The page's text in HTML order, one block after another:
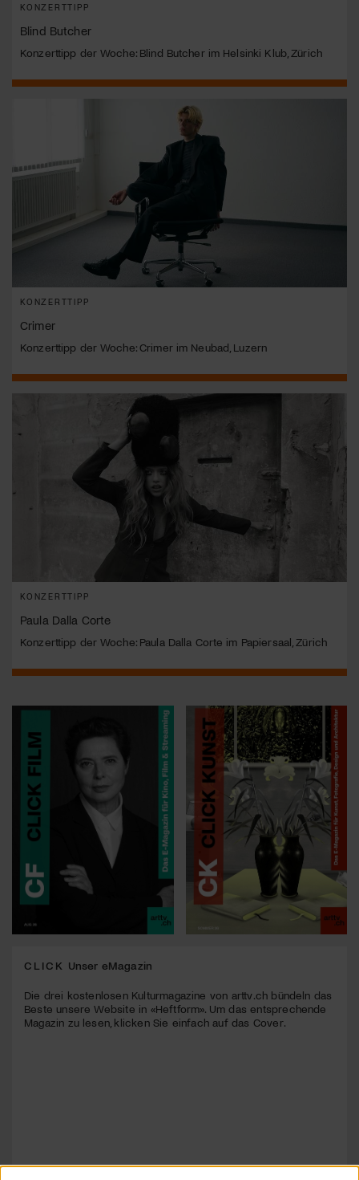
KONZERTTIPP
Blind Butcher
Konzerttipp der Woche: Blind Butcher im Helsinki Klub, Zürich
KONZERTTIPP
Crimer
Konzerttipp der Woche: Crimer im Neubad, Luzern
KONZERTTIPP
Paula Dalla Corte
Konzerttipp der Woche: Paula Dalla Corte im Papiersaal, Zürich
CLICK Unser eMagazin
Die drei kostenlosen Kulturmagazine von arttv.ch bündeln das
Beste unsere Website in «Heftform». Um das entsprechende
Magazin zu lesen, klicken Sie einfach auf das Cover.